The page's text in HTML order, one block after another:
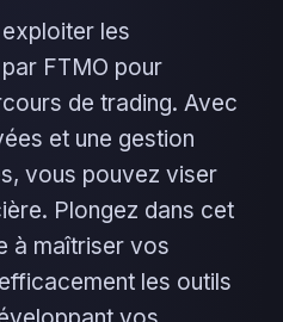
les
FTMO pour
de trading. Avec
et une gestion
vous pouvez viser
Plongez dans cet
à maîtriser vos
les outils